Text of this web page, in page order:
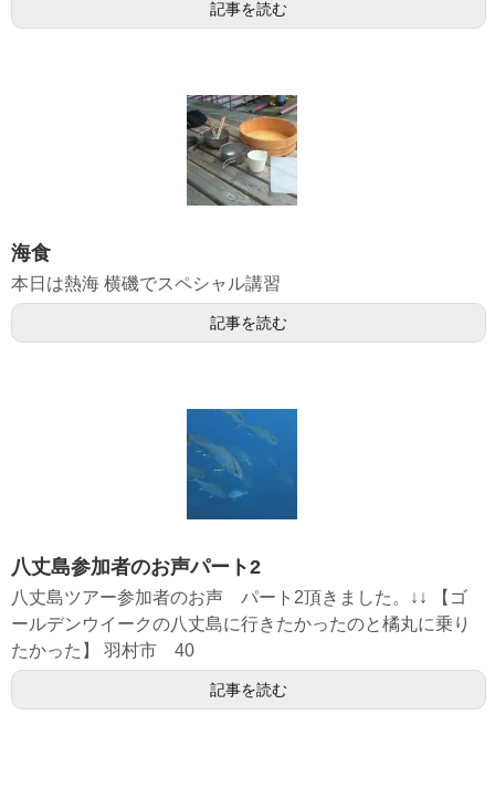
記事を読む
海食
本日は熱海 横磯でスペシャル講習
記事を読む
八丈島参加者のお声パート2
八丈島ツアー参加者のお声 パート2頂きました。↓↓ 【ゴ
ールデンウイークの八丈島に行きたかったのと橘丸に乗り
たかった】 羽村市 40
記事を読む